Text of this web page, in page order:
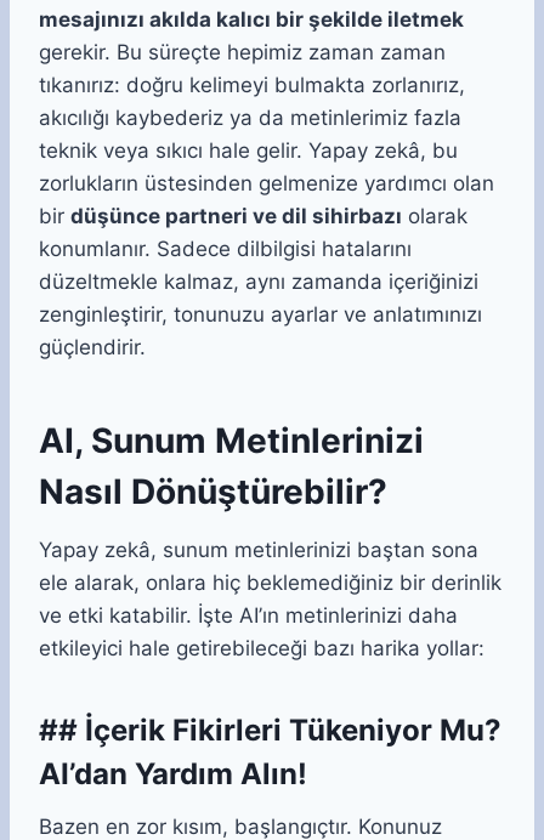
mesajınızı akılda kalıcı bir şekilde iletmek
gerekir. Bu süreçte hepimiz zaman zaman
tıkanırız: doğru kelimeyi bulmakta zorlanırız,
akıcılığı kaybederiz ya da metinlerimiz fazla
teknik veya sıkıcı hale gelir. Yapay zekâ, bu
zorlukların üstesinden gelmenize yardımcı olan
bir düşünce partneri ve dil sihirbazı olarak
konumlanır. Sadece dilbilgisi hatalarını
düzeltmekle kalmaz, aynı zamanda içeriğinizi
zenginleştirir, tonunuzu ayarlar ve anlatımınızı
güçlendirir.
AI, Sunum Metinlerinizi
Nasıl Dönüştürebilir?
Yapay zekâ, sunum metinlerinizi baştan sona
ele alarak, onlara hiç beklemediğiniz bir derinlik
ve etki katabilir. İşte AI’ın metinlerinizi daha
etkileyici hale getirebileceği bazı harika yollar:
## İçerik Fikirleri Tükeniyor Mu?
AI’dan Yardım Alın!
Bazen en zor kısım, başlangıçtır. Konunuz